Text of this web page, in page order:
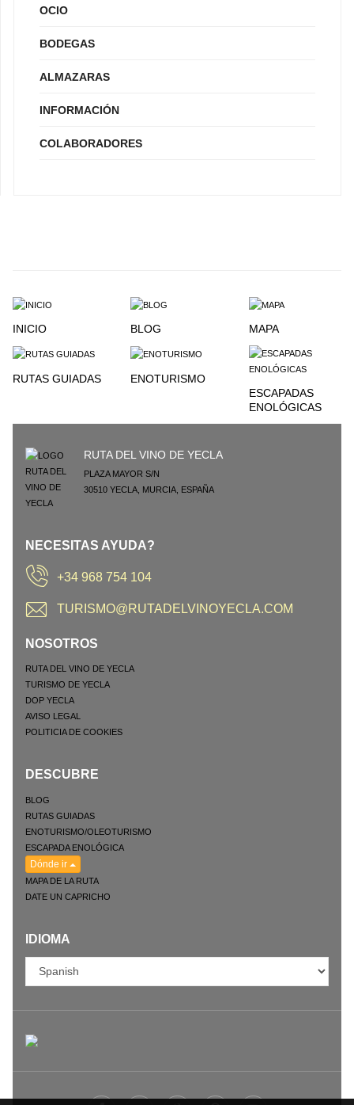
OCIO
BODEGAS
ALMAZARAS
INFORMACIÓN
COLABORADORES
INICIO BLOG MAPA
RUTAS GUIADAS
ENOTURISMO
ESCAPADAS
ENOLÓGICAS
RUTA DEL VINO DE YECLA
PLAZA MAYOR S/N
30510 YECLA MURCIA ESPAÑA
NECESITAS AYUDA?
+34 968 754 104
TURISMO@RUTADELVINOYECLA.COM
NOSOTROS
RUTA DEL VINO DE YECLA
TURISMO DE YECLA
DOP YECLA
AVISO LEGAL
POLITICIA DE COOKIES
DESCUBRE
BLOG
RUTAS GUIADAS
ENOTURISMO/OLEOTURISMO
ESCAPADA ENOLÓGICA
Dónde ir
MAPA DE LA RUTA
DATE UN CAPRICHO
IDIOMA